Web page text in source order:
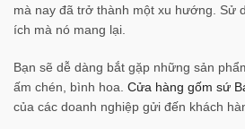
mà nay đã trở thành một xu hướng. Sử
ích mà nó mang lại.
Bạn sẽ dễ dàng bắt gặp những sản
ấm chén, bình hoa. Cửa hàng gốm sứ
của các doanh nghiệp gửi đến khách